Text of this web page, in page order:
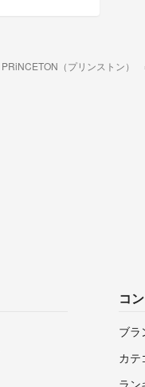
PRiNCETON（プリンストン）
コ
ブラ
カテ
ラン